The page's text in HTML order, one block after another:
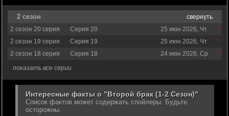
2 сезон
свернуть
2 сезон 20 серия
Серия 20
25 июн 2026, Чт
2 сезон 19 серия
Серия 19
25 июн 2026, Чт
2 сезон 18 серия
Серия 18
24 июн 2026, Ср
показать все серии
Интересные факты о "Второй брак (1-2 Сезон)"
Список фактов может содержать спойлеры. Будьте
осторожны.